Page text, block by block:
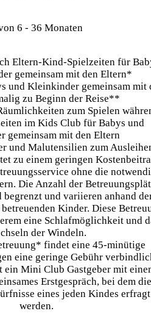
6 - 36 Monaten
Eltern-Kind-Spielzeiten für
gemeinsam mit den Eltern*
und Kleinkinder gemeinsam mit
zu Beginn der Reise**
zum Spielen
im Kids Club für Babys und
gemeinsam mit den Eltern
und Malutensilien zum
zu einem geringen
ohne die
Die Anzahl der
und variieren anhand
Kinder. Diese
eine Schlafmöglichkeit und
der Windeln.
findet eine 45-minütige
eine geringe Gebühr
ein Mini Club Gastgeber mit
Erstgespräch, bei dem die
eines jeden Kindes erfragt
werden.